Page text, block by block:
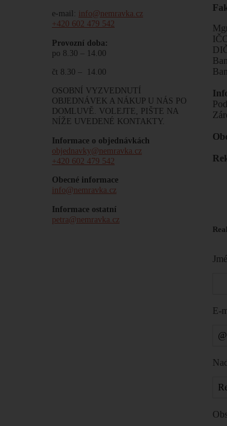
e-mail: info@nemravka.cz
+420 602 479 542
Provozní doba:
po 8.30 – 14.00
čt 8.30 – 14.00
OSOBNÍ VYZVEDNUTÍ
OBJEDNÁVEK A NÁKUP U NÁS PO
DOMLUVĚ. VOLEJTE, PIŠTE NA
NÍŽE UVEDENÉ KONTAKTY.
Informace o objednávkách
objednavky@nemravka.cz
+420 602 479 542
Obecné informace
info@nemravka.cz
Informace ostatní
petra@nemravka.cz
E-